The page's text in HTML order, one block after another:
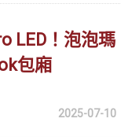
LED！泡泡瑪
包廂
2025-07-10